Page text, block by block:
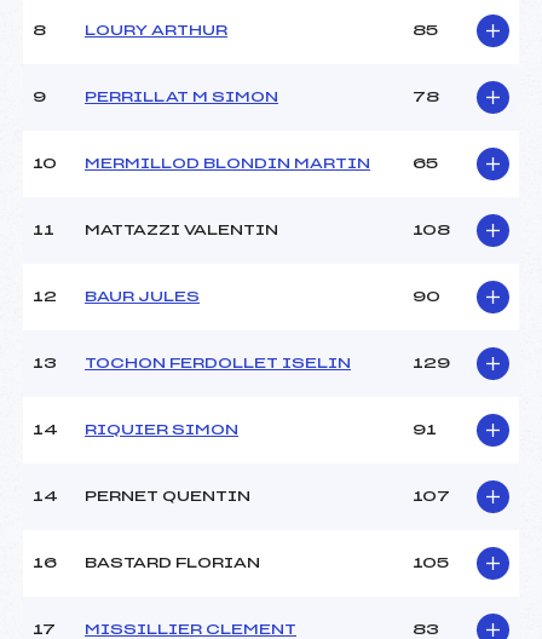
Ouvreurs D :
LAPLACE VICTOR (MB)
Météo :
BEAU
DURE
Nombre de portes :
Traceur :
Ouvreurs C :
Ouvreurs E :
-3
Pénalité appliquée :
255.0000
8 LOURY ARTHUR 85
9 PERRILLAT M SIMON 78
10 MERMILLOD BLONDIN MARTIN 65
11 MATTAZZI VALENTIN 108
12 BAUR JULES 90
13 TOCHON FERDOLLET ISELIN 129
14 RIQUIER SIMON 91
14 PERNET QUENTIN 107
16 BASTARD FLORIAN 105
17 MISSILLIER CLEMENT 83